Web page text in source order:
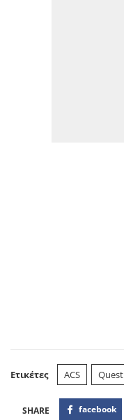
Ετικέτες ACS Quest
facebook